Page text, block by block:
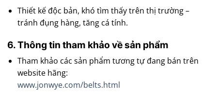
Thiết kế độc bản, khó tìm thấy trên thị trường –
tránh đụng hàng, tăng cá tính.
6. Thông tin tham khảo về sản phẩm
Tham khảo các sản phẩm tương tự đang bán trên
website hãng:
www.jonwye.com/belts.html